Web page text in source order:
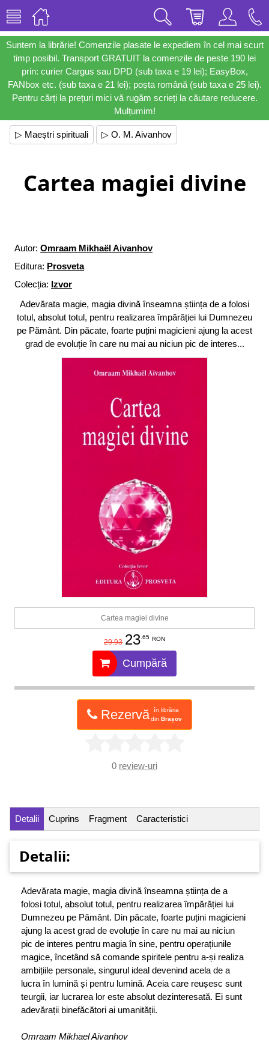
Suntem la librărie! Comenzile plasate le expediem în cel mai scurt
timp posibil. Transport GRATUIT la comenzile de peste 190 lei
prin: curier Cargus sau DPD (sub taxa e 19 lei); EasyBox,
FANbox etc. (sub taxa e 21 lei); poșta română (sub taxa e 25 lei).
Pentru cărți la prețuri mici vă rugăm scrieți la căutare reducere.
Mulțumim!
▷ Maeștri spirituali ▷ O. M. Aivanhov
Cartea magiei divine
Autor: Omraam Mikhaël Aivanhov
Editura: Prosveta
Colecția: Izvor
Adevărata magie, magia divină înseamna știința de a folosi
totul, absolut totul, pentru realizarea împărăției lui Dumnezeu
pe Pământ. Din păcate, foarte puțini magicieni ajung la acest
grad de evoluție în care nu mai au niciun pic de interes...
Cartea magiei divine
29.93 23.65 RON
Cumpără
Rezervă
în librăria
din Brașov
0 review-uri
Detalii Cuprins Fragment Caracteristici
Detalii:
Adevărata magie, magia divină înseamna știința de a
folosi totul, absolut totul, pentru realizarea împărăției lui
Dumnezeu pe Pământ. Din păcate, foarte puțini magicieni
ajung la acest grad de evoluție în care nu mai au niciun
pic de interes pentru magia în sine, pentru operațiunile
magice, încetând să comande spiritele pentru a-și realiza
ambițiile personale, singurul ideal devenind acela de a
lucra în lumină și pentru lumină. Aceia care reușesc sunt
teurgii, iar lucrarea lor este absolut dezinteresată. Ei sunt
adevărații binefăcători ai umanității.
Omraam Mikhael Aivanhov